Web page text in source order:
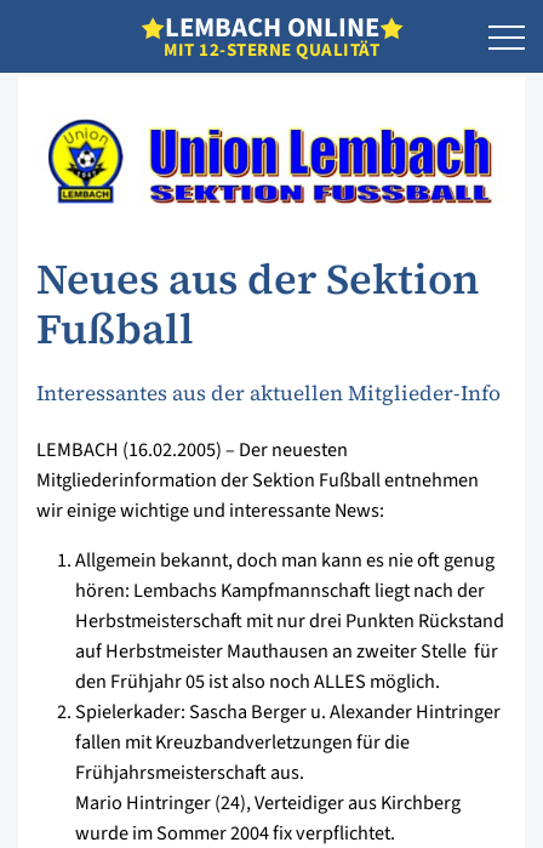
LEMBACH ONLINE
MIT 12-STERNE QUALITÄT
Neues aus der Sektion
Fußball
Interessantes aus der aktuellen Mitglieder-Info
LEMBACH (16.02.2005) – Der neuesten
Mitgliederinformation der Sektion Fußball entnehmen
wir einige wichtige und interessante News:
Allgemein bekannt, doch man kann es nie oft genug
hören: Lembachs Kampfmannschaft liegt nach der
Herbstmeisterschaft mit nur drei Punkten Rückstand
auf Herbstmeister Mauthausen an zweiter Stelle  für
den Frühjahr 05 ist also noch ALLES möglich.
Spielerkader: Sascha Berger u. Alexander Hintringer
fallen mit Kreuzbandverletzungen für die
Frühjahrsmeisterschaft aus.
Mario Hintringer (24), Verteidiger aus Kirchberg
wurde im Sommer 2004 fix verpflichtet.